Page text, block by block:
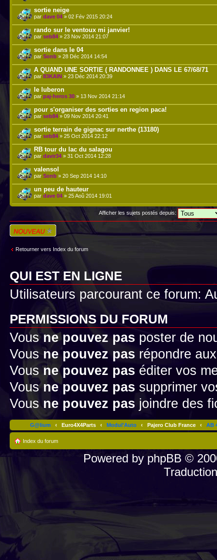
sortie neige
par dave 04 » 02 Fév 2015 20:24
rando sur le ventoux mi janvier!
par seb84 » 23 Nov 2014 21:07
sortie dans le 04
par Sonb » 28 Déc 2014 14:54
A QUAND UNE SORTIE ( RANDONNEE ) DANS LE 67/68/71
par 83KAIN » 23 Déc 2014 20:39
le luberon
par paj-heros 30 » 13 Nov 2014 21:14
pour s'organiser des sorties en region paca!
par seb84 » 09 Nov 2014 20:41
sortie terrain de gignac sur nerthe (13180)
par seb84 » 25 Oct 2014 22:12
RB tour du lac du salagou
par davir34 » 31 Oct 2014 12:28
valensol
par Sonb » 20 Sep 2014 14:10
un peu de hauteur
par dave 04 » 25 Aoû 2014 19:01
Afficher les sujets postés depuis:
Écrire un nouveau
sujet
Retourner vers Index du forum
QUI EST EN LIGNE
Utilisateurs parcourant ce forum:
PERMISSIONS DU FORUM
Vousne pouvez pas poster de
Vousne pouvez pas répondre
Vousne pouvez pas éditer vos
Vousne pouvez pas supprimer
Vousne pouvez pas joindre des
G@lium ‹ Euro4X4Parts ‹ Modul'Auto ‹ Pajero Club France ‹ AB
Index du forum
Powered by phpBB ©